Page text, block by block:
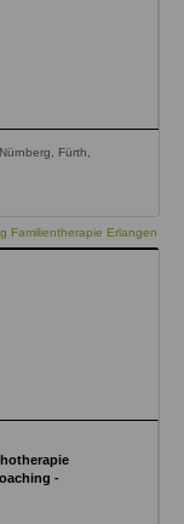
Fürth,
Familientherapie Erlangen
-